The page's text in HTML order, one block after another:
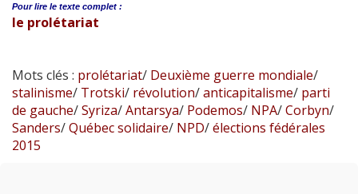
Pour lire le texte complet :
le prolétariat
Mots clés : prolétariat/ Deuxième guerre mondiale/
stalinisme/ Trotski/ révolution/anticapitalisme/ parti
de gauche/Syriza/Antarsya/ Podemos/ NPA/Corbyn/
Sanders/Québec solidaire/ NPD/élections fédérales
2015